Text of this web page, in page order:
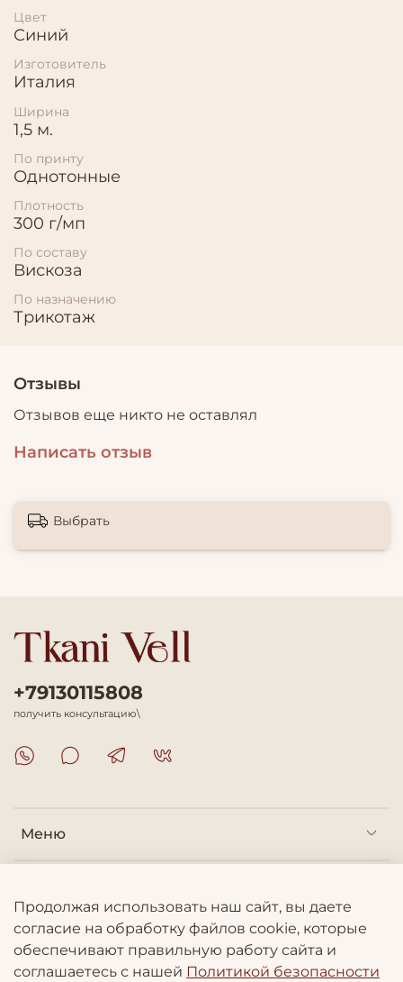
Цвет
Синий
Изготовитель
Италия
Ширина
1,5 м.
По принту
Однотонные
Плотность
300 г/мп
По составу
Вискоза
По назначению
Трикотаж
Отзывы
Отзывов еще никто не оставлял
Написать отзыв
Выбрать
Меню
Информация
+79130115808
получить консультацию\
Продолжая использовать наш сайт, вы даете
согласие на обработку файлов cookie, которые
обеспечивают правильную работу сайта и
соглашаетесь с нашей Политикой безопасности